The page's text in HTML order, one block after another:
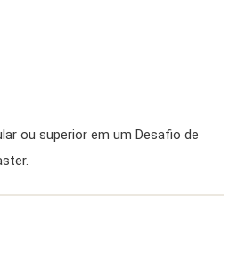
ou superior em um Desafio de